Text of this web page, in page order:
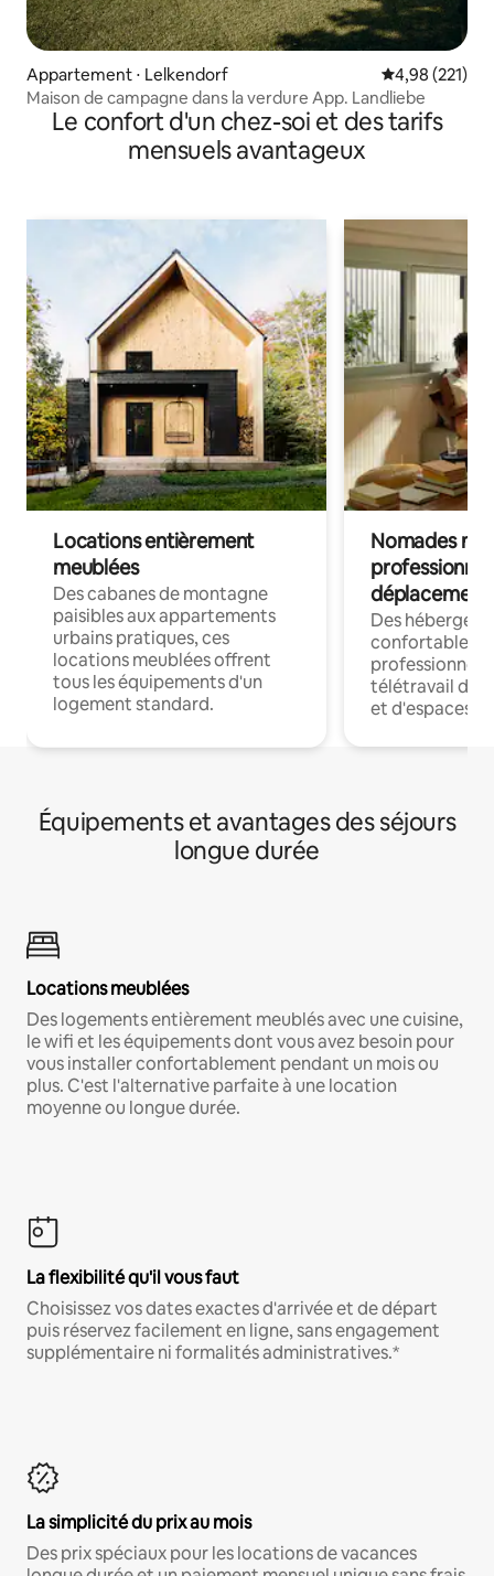
Appartement ⋅ Lelkendorf Évaluation
4,98 (221)
Maison de campagne dans la verdure App. Landliebe
Le confort d'un chez-soi et des tarifs
mensuels avantageux
Locations entièrement
meublées
Des cabanes de montagne
paisibles aux appartements
urbains pratiques, ces
locations meublées offrent
tous les équipements d'un
logement standard.
Nomades
déplacement
Des
confortables
professionnels
télétravail
et d'espaces
Équipements et avantages des séjours
longue durée
Locations meublées
Des logements entièrement meublés avec une cuisine,
le wifi et les équipements dont vous avez besoin pour
vous installer confortablement pendant un mois ou
plus. C'est l'alternative parfaite à une location
moyenne ou longue durée.
La flexibilité qu'il vous faut
Choisissez vos dates exactes d'arrivée et de départ
puis réservez facilement en ligne, sans engagement
supplémentaire ni formalités administratives.*
La simplicité du prix au mois
Des prix spéciaux pour les locations de vacances